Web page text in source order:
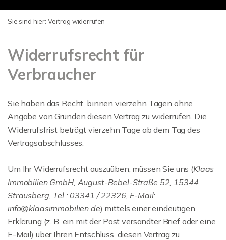
Sie sind hier: Vertrag widerrufen
Widerrufsrecht für
Verbraucher
Sie haben das Recht, binnen vierzehn Tagen ohne
Angabe von Gründen diesen Vertrag zu widerrufen. Die
Widerrufsfrist beträgt vierzehn Tage ab dem Tag des
Vertragsabschlusses.
Um Ihr Widerrufsrecht auszuüben, müssen Sie uns (Klaas
Immobilien GmbH, August-Bebel-Straße 52, 15344
Strausberg, Tel.: 03341 / 22326, E-Mail:
info@klaasimmobilien.de) mittels einer eindeutigen
Erklärung (z. B. ein mit der Post versandter Brief oder eine
E-Mail) über Ihren Entschluss, diesen Vertrag zu